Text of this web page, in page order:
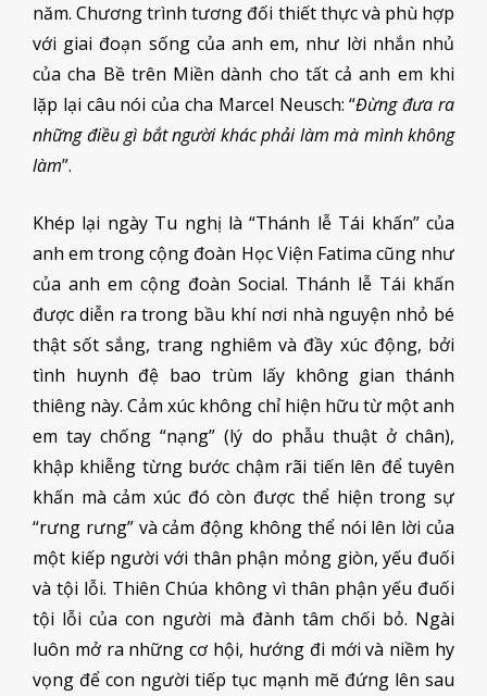
năm. Chương trình tương đối thiết thực và phù hợp
với giai đoạn sống của anh em, như lời nhắn nhủ
của cha Bề trên Miền dành cho tất cả anh em khi
lặp lại câu nói của cha Marcel Neusch: “Đừng đưa ra
những điều gì bắt người khác phải làm mà mình không
làm”.
Khép lại ngày Tu nghị là “Thánh lễ Tái khấn” của
anh em trong cộng đoàn Học Viện Fatima cũng như
của anh em cộng đoàn Social. Thánh lễ Tái khấn
được diễn ra trong bầu khí nơi nhà nguyện nhỏ bé
thật sốt sắng, trang nghiêm và đầy xúc động, bởi
tình huynh đệ bao trùm lấy không gian thánh
thiêng này. Cảm xúc không chỉ hiện hữu từ một anh
em tay chống “nạng” (lý do phẫu thuật ở chân),
khập khiễng từng bước chậm rãi tiến lên để tuyên
khấn mà cảm xúc đó còn được thể hiện trong sự
“rưng rưng” và cảm động không thể nói lên lời của
một kiếp người với thân phận mỏng giòn, yếu đuối
và tội lỗi. Thiên Chúa không vì thân phận yếu đuối
tội lỗi của con người mà đành tâm chối bỏ. Ngài
luôn mở ra những cơ hội, hướng đi mới và niềm hy
vọng để con người tiếp tục mạnh mẽ đứng lên sau